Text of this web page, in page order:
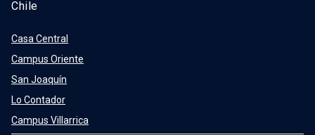
Chile
Casa Central
Campus Oriente
San Joaquín
Lo Contador
Campus Villarrica